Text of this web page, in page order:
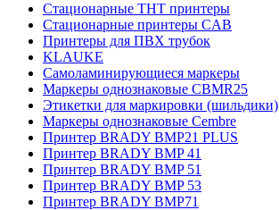
Стационарные THT принтеры
Стационарные принтеры CAB
Принтеры для ПВХ трубок
KLAUKE
Самоламинирующиеся маркеры
Маркеры однознаковые CBMR25
Этикетки для маркировки (шильдики)
Маркеры однознаковые Cembre
Принтер BRADY BMP21 PLUS
Принтер BRADY BMP 41
Принтер BRADY BMP 51
Принтер BRADY BMP 53
Принтер BRADY BMP71